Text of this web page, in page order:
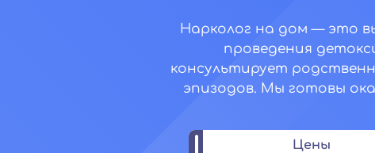
Нарколог на дом — это
проведения
консультирует
эпизодов. Мы готовы
Цены